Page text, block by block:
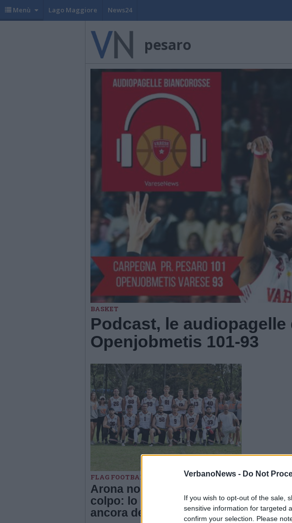
VerbanoNews - Do Not
If you wish to opt-out of the sale,
sensitive information for targeted
confirm your selection. Please
Menù Lago Maggiore News24
pesaro
BASKET
Podcast, le audiopagelle
Openjobmetis 101-93
FLAG FOOTBALL
Arona non sbaglia un
colpo: lo scudetto del flag è
ancora dei 65ers